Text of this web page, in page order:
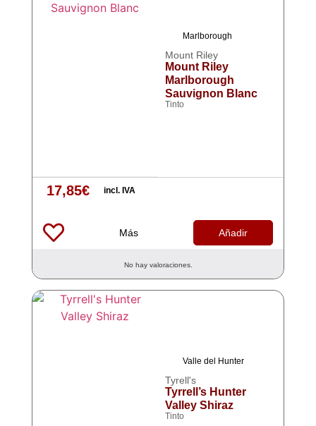
Marlborough
Mount Riley
Mount Riley
Marlborough
Sauvignon Blanc
Tinto
17,85€ incl. IVA
Más Añadir
No hay valoraciones.
Valle del Hunter
Tyrell's
Tyrrell’s Hunter
Valley Shiraz
Tinto